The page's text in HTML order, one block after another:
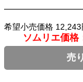
希望小売価格 12,243
ソムリエ価格
売